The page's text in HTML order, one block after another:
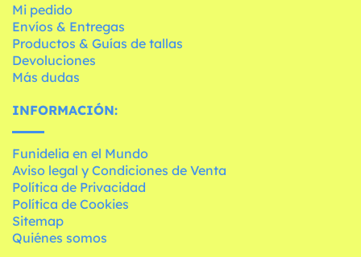
Mi pedido
Envíos & Entregas
Productos & Guías de tallas
Devoluciones
Más dudas
INFORMACIÓN:
Funidelia en el Mundo
Aviso legal y Condiciones de Venta
Política de Privacidad
Política de Cookies
Sitemap
Quiénes somos